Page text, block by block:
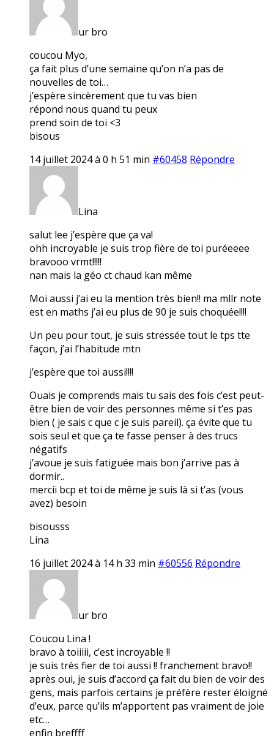
ur bro
coucou Myo,
ça fait plus d’une semaine qu’on n’a pas de
nouvelles de toi…
j’espère sincèrement que tu vas bien
répond nous quand tu peux
prend soin de toi <3
bisous
14 juillet 2024 à 0 h 51 min #60458 Répondre
Lina
salut lee j’espère que ça va!
ohh incroyable je suis trop fière de toi puréeeee
bravooo vrmt!!!!!
nan mais la géo ct chaud kan même
Moi aussi j’ai eu la mention très bien!! ma mllr note
est en maths j’ai eu plus de 90 je suis choquée!!!!
Un peu pour tout, je suis stressée tout le tps tte
façon, j’ai l’habitude mtn
j’espère que toi aussi!!!!
Ouais je comprends mais tu sais des fois c’est peut-
être bien de voir des personnes même si t’es pas
bien ( je sais c que c je suis pareil). ça évite que tu
sois seul et que ça te fasse penser à des trucs
négatifs
j’avoue je suis fatiguée mais bon j’arrive pas à
dormir..
mercii bcp et toi de même je suis là si t’as (vous
avez) besoin
bisousss
Lina
16 juillet 2024 à 14 h 33 min #60556 Répondre
ur bro
Coucou Lina !
bravo à toiiiii, c’est incroyable !!
je suis très fier de toi aussi !! franchement bravo!!
après oui, je suis d’accord ça fait du bien de voir des
gens, mais parfois certains je préfère rester éloigné
d’eux, parce qu’ils m’apportent pas vraiment de joie
etc…
enfin breffff